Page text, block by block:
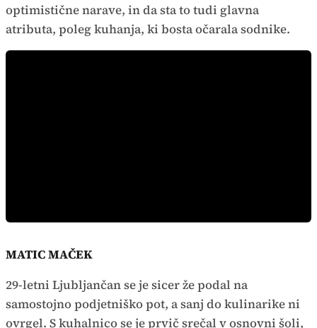
optimistične narave, in da sta to tudi glavna
atributa, poleg kuhanja, ki bosta očarala sodnike.
MATIC MAČEK
29-letni Ljubljančan se je sicer že podal na
samostojno podjetniško pot, a sanj do kulinarike ni
ovrgel. S kuhalnico se je prvič srečal v osnovni šoli,